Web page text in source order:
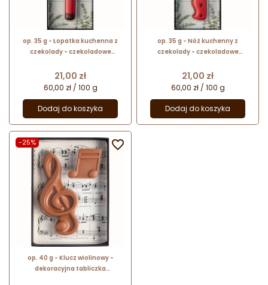
op. 35 g - Łopatka kuchenna z
czekolady - czekoladowe
prezentowy w pudełku
Cena
21,00 zł
60,00 zł / 100 g
Dodaj do koszyka
op. 35 g - Nóż kuchenny z
czekolady - czekoladowe
prezentowy w pudełku
Cena
21,00 zł
60,00 zł / 100 g
Dodaj do koszyka
-25%
op. 40 g - Klucz wiolinowy -
dekoracyjna tabliczka
